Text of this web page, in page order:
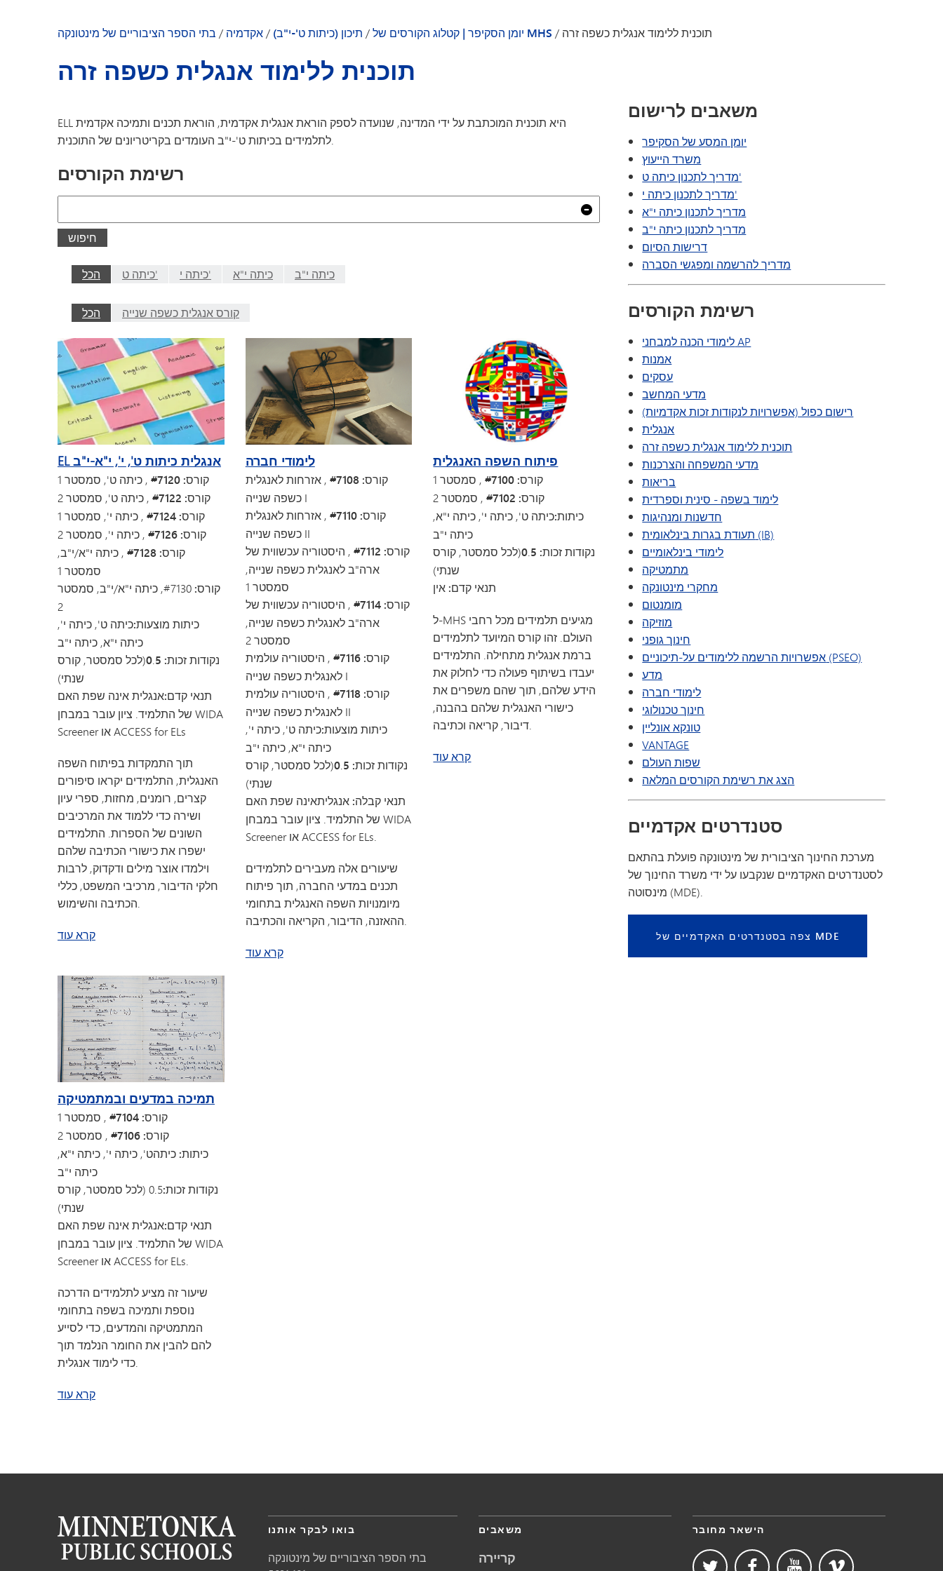
שפות העולם
בתי הספר הציבוריים של מינטונקה / אקדמיה/ תיכון (כיתות ט'-י"ב) / יומן הסקיפר | קטלוג הקורסים של MHS / תוכנית ללימוד אנגלית כשפה זרה
תוכנית ללימוד אנגלית כשפה זרה
ELL היא תוכנית המוכתבת על ידי המדינה, שנועדה לספק הוראת אנגלית אקדמית, הוראת תכנים ותמיכה אקדמית
לתלמידים בכיתות ט'-י"ב העומדים בקריטריונים של התוכנית.
רשימת הקורסים
חיפוש
הכל כיתה ט' כיתה י' כיתה י"א כיתה י"ב
הכל קורס אנגלית כשפה שנייה
EL אנגלית כיתות ט', י', י"א-י"ב
קורס: #7120 , כיתה ט', סמסטר 1
קורס: #7122 , כיתה ט', סמסטר 2
קורס: #7124 , כיתה י', סמסטר 1
קורס: #7126 , כיתה י', סמסטר 2
קורס: #7128
, כיתה י"א/י"ב,
סמסטר 1
קורס:
#7130, כיתה י"א/י"ב, סמסטר
2
כיתות מוצעות:כיתה ט', כיתה י',
כיתה י"א, כיתה י"ב
נקודות זכות: 0 .5
(לכל סמסטר, קורס
תנאי קדם:אנגלית אינה שפת האם
של התלמיד. ציון עובר במבחן WIDA
Screener או ACCESS for ELs
תוך התמקדות בפיתוח השפה
האנגלית, התלמידים יקראו סיפורים
קצרים, רומנים, מחזות, ספרי עיון
ושירה כדי ללמוד את המרכיבים
השונים של הספרות. התלמידים
ישפרו את כישורי הכתיבה שלהם
וילמדו אוצר מילים ודקדוק, לרבות
חלקי הדיבור, מרכיבי המשפט, כללי
הכתיבה והשימוש.
קרא עוד
לימודי חברה
קורס: #7108
, אזרחות לאנגלית
כשפה שנייה I
קורס: #7110
, אזרחות לאנגלית
כשפה שנייה II
קורס: #7112
, היסטוריה עכשווית של
ארה"ב לאנגלית כשפה שנייה,
סמסטר 1
קורס: #7114
, היסטוריה עכשווית של
ארה"ב לאנגלית כשפה שנייה,
סמסטר 2
קורס: #7116
, היסטוריה עולמית
לאנגלית כשפה שנייה I
קורס: #7118
, היסטוריה עולמית
לאנגלית כשפה שנייה II
כיתות מוצעות:כיתה ט', כיתה י',
כיתה י"א, כיתה י"ב
נקודות זכות: 0 .5
(לכל סמסטר, קורס
שנתי)
תנאי קבלה: אנגליתאינה שפת האם
של התלמיד. ציון עובר במבחן WIDA
Screener או ACCESS for ELs.
שיעורים אלה מעבירים לתלמידים
תכנים במדעי החברה, תוך פיתוח
מיומנויות השפה האנגלית בתחומי
ההאזנה, הדיבור, הקריאה והכתיבה.
קרא עוד
פיתוח השפה האנגלית
קורס: #7100 , סמסטר 1
קורס: #7102 , סמסטר 2
כיתות:כיתה ט', כיתה י', כיתה י"א,
כיתה י"ב
נקודות זכות: 0 .5 (לכל סמסטר, קורס
שנתי)
תנאי קדם: אין
ל-MHS מגיעים תלמידים מכל רחבי
העולם. זהו קורס המיועד לתלמידים
ברמת אנגלית מתחילה. התלמידים
יעבדו בשיתוף פעולה כדי לחלוק את
הידע שלהם, תוך שהם משפרים את
כישורי האנגלית שלהם בהבנה,
דיבור, קריאה וכתיבה.
קרא עודעל פיתוח השפה האנגלית
תמיכה במדעים ובמתמטיקה
קורס: #7104 , סמסטר 1
קורס: #7106 , סמסטר 2
כיתות: כיתהט', כיתה י', כיתה י"א,
נקודות זכות:
0.5 (לכל סמסטר, קורס
שנתי)
תנאי קדם:אנגלית אינה שפת האם
של התלמיד. ציון עובר במבחן WIDA
Screener או ACCESS for ELs.
שיעור זה מציע לתלמידים הדרכה
נוספת ותמיכה בשפה בתחומי
המתמטיקה והמדעים, כדי לסייע
להם להבין את החומר הנלמד תוך
כדי לימוד אנגלית.
קרא עודעל תמיכה במדעים ובמתמטיקה
משאבים לרישום
יומן המסע של הסקיפר
משרד הייעוץ
מדריך לתכנון כיתה ט'
מדריך לתכנון כיתה י'
מדריך לתכנון כיתה י"א
מדריך לתכנון כיתה י"ב
דרישות הסיום
מדריך להרשמה ומפגשי הסברה
רשימת הקורסים
לימודי הכנה למבחני AP
אמנות
עסקים
מדעי המחשב
רישום כפול (אפשרויות לנקודות זכות אקדמיות)
אנגלית
תוכנית ללימוד אנגלית כשפה זרה
מדעי המשפחה והצרכנות
בריאות
לימוד בשפה - סינית וספרדית
חדשנות ומנהיגות
תעודת בגרות בינלאומית (IB)
לימודי בינלאומיים
מתמטיקה
מחקרי מינטונקה
מומנטום
מוזיקה
חינוך גופני
אפשרויות הרשמה ללימודים על-תיכוניים (PSEO)
מדע
לימודי חברה
חינוך טכנולוגי
טונקא אונליין
VANTAGE
שפות העולם
הצג את רשימת הקורסים המלאה
סטנדרטים אקדמיים
מערכת החינוך הציבורית של מינטונקה פועלת בהתאם
לסטנדרטים האקדמיים שנקבעו על ידי משרד החינוך של
מינסוטה (MDE).
צפה בסטנדרטים האקדמיים של MDE
בואו לבקר אותנו
בתי הספר הציבוריים של מינטונקה
משאבים
קריירה
הישאר מחובר